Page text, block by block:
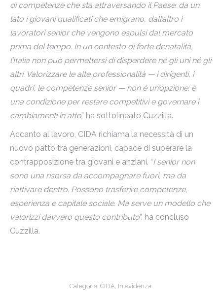
di competenze che sta attraversando il Paese: da un
lato i giovani qualificati che emigrano, dall’altro i
lavoratori senior che vengono espulsi dal mercato
prima del tempo. In un contesto di forte denatalità,
l’Italia non può permettersi di disperdere né gli uni né gli
altri. Valorizzare le alte professionalità — i dirigenti, i
quadri, le competenze senior — non è un’opzione: è
una condizione per restare competitivi e governare i
cambiamenti in atto” ha sottolineato Cuzzilla.
Accanto al lavoro, CIDA richiama la necessità di un
nuovo patto tra generazioni, capace di superare la
contrapposizione tra giovani e anziani. “I senior non
sono una risorsa da accompagnare fuori, ma da
riattivare dentro. Possono trasferire competenze,
esperienza e capitale sociale. Ma serve un modello che
valorizzi davvero questo contributo”, ha concluso
Cuzzilla.
Categorie: CIDA, In evidenza